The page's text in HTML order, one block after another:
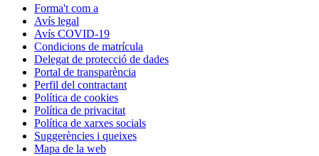
Forma't com a
Avís legal
Avís COVID-19
Condicions de matrícula
Delegat de protecció de dades
Portal de transparència
Perfil del contractant
Política de cookies
Política de privacitat
Política de xarxes socials
Suggerències i queixes
Mapa de la web